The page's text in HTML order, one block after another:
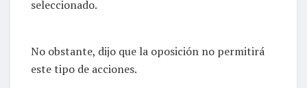
seleccionado.
No obstante, dijo que la oposición no permitirá
este tipo de acciones.